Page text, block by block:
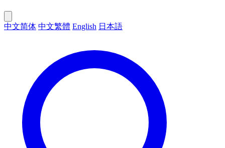
中文简体 中文繁體 English 日本語